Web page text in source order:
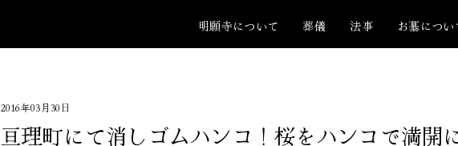
明願寺について 葬儀 法事 お墓につい
2016年03月30日
亘理町にて消しゴムハンコ！桜をハンコで満開